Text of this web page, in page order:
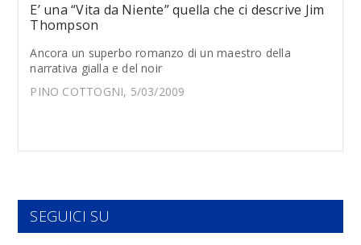
E’ una “Vita da Niente” quella che ci descrive Jim
Thompson
Ancora un superbo romanzo di un maestro della
narrativa gialla e del noir
PINO COTTOGNI, 5/03/2009
SEGUICI SU